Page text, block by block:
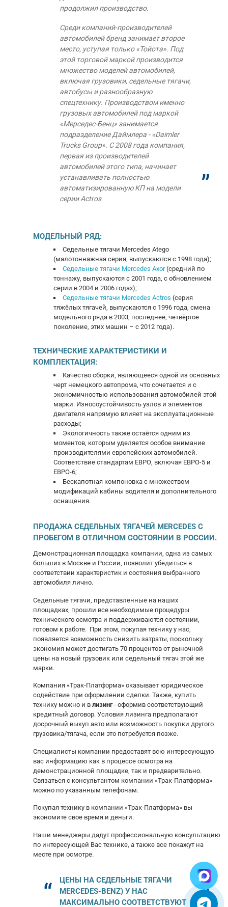
продолжил производство.
Среди компаний-производителей
автомобилей бренд занимает второе
место, уступая только «Тойота». Под
этой торговой маркой производится
множество моделей автомобилей,
включая грузовики, седельные тягачи,
автобусы и разнообразную
спецтехнику. Производством именно
грузовых автомобилей под маркой
«Мерседес-Бенц» занимается
подразделение Даймлера - «Daimler
Trucks Group». С 2008 года компания,
первая из производителей
автомобилей этого типа, начинает
устанавливать полностью
автоматизированную КП на модели
серии Actros
МОДЕЛЬНЫЙ РЯД:
Седельные тягачи Mercedes Atego
(малотоннажная серия, выпускаются с 1998 года);
Седельные тягачи Mercedes Axor(средний по
тоннажу, выпускаются с 2001 года, с обновлением
серии в 2004 и 2006 годах);
Седельные тягачи Mercedes Actros (серия
тяжёлых тягачей, выпускаются с 1996 года, смена
модельного ряда в 2003, последнее, четвёртое
поколение, этих машин – с 2012 года).
ТЕХНИЧЕСКИЕ ХАРАКТЕРИСТИКИ И
КОМПЛЕКТАЦИЯ:
Качество сборки, являющееся одной из основных
черт немецкого автопрома, что сочетается и с
экономичностью использования автомобилей этой
марки. Износоустойчивость узлов и элементов
двигателя напрямую влияет на эксплуатационные
расходы;
Экологичность также остаётся одним из
моментов, которым уделяется особое внимание
производителями европейских автомобилей.
Соответствие стандартам ЕВРО, включая ЕВРО-5 и
ЕВРО-6;
Бескапотная компоновка с множеством
модификаций кабины водителя и дополнительного
оснащения.
ПРОДАЖА СЕДЕЛЬНЫХ ТЯГАЧЕЙ MERCEDES С
ПРОБЕГОМ В ОТЛИЧНОМ СОСТОЯНИИ В РОССИИ.
Демонстрационная площадка компании, одна из самых
больших в Москве и России, позволит убедиться в
соответствии характеристик и состояния выбранного
автомобиля лично.
Седельные тягачи, представленные на наших
площадках, прошли все необходимые процедуры
технического осмотра и поддерживаются состоянии,
готовом к работе. При этом, покупая технику у нас,
появляется возможность снизить затраты, поскольку
экономия может достигать 70 процентов от рыночной
цены на новый грузовик или седельный тягач этой же
марки.
Компания «Трак-Платформа» оказывает юридическое
содействие при оформлении сделки. Также, купить
технику можно и в лизинг- оформив соответствующий
кредитный договор. Условия лизинга предполагают
досрочный выкуп авто или возможность покупки другого
грузовика/тягача, если это потребуется позже.
Специалисты компании предоставят всю интересующую
вас информацию как в процессе осмотра на
демонстрационной площадке, так и предварительно.
Связаться с консультантом компании «Трак-Платформа»
можно по указанным телефонам.
Покупая технику в компании «Трак-Платформа» вы
экономите свое время и деньги.
Наши менеджеры дадут профессиональную консультацию
по интересующей Вас технике, а также все покажут на
месте при осмотре.
ЦЕНЫ НА СЕДЕЛЬНЫЕ ТЯГАЧИ
MERCEDES-BENZ) У НАС
МАКСИМАЛЬНО СООТВЕТСТВУЮТ